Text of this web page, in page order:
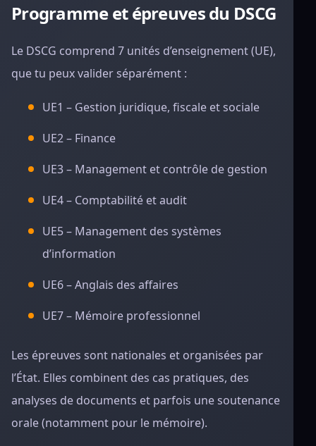
Programme et épreuves du DSCG
Le DSCG comprend 7 unités d’enseignement (UE),
que tu peux valider séparément :
UE1 – Gestion juridique, fiscale et sociale
UE2 – Finance
UE3 – Management et contrôle de gestion
UE4 – Comptabilité et audit
UE5 – Management des systèmes
d’information
UE6 – Anglais des affaires
UE7 – Mémoire professionnel
Les épreuves sont nationales et organisées par
l’État. Elles combinent des cas pratiques, des
analyses de documents et parfois une soutenance
orale (notamment pour le mémoire).